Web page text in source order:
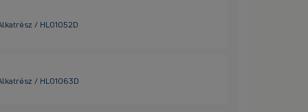
/ HL01052D
/ HL01063D